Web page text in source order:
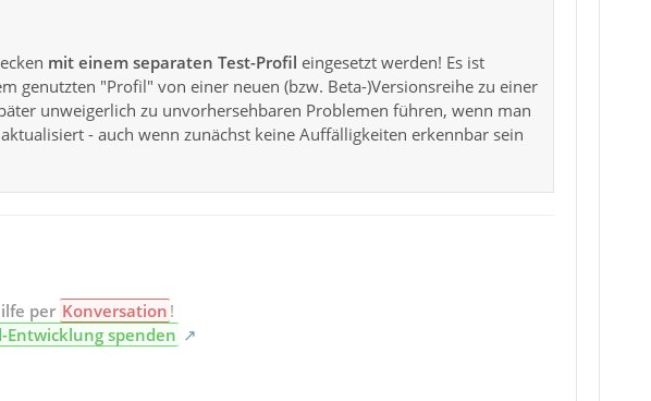
mit einem separaten Test-Profil eingesetzt werden! Es ist
genutzten "Profil" von einer neuen (bzw. Beta-)Versionsreihe zu einer
unweigerlich zu unvorhersehbaren Problemen führen, wenn man
- auch wenn zunächst keine Auffälligkeiten erkennbar sein
per Konversation !
Entwicklung spenden